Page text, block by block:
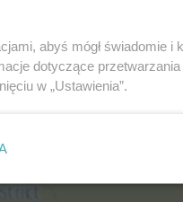
abyś mógł świadomie
dotyczące
w „Ustawienia”.